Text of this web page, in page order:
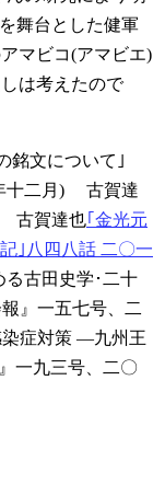
舞台とした健軍
マビコ(アマビエ)
は考えたので
銘文について｣
十二月) 古賀達
古賀達也｢金光元
｣八四八話 二〇一
古田史学･二十
』一五七号、二
症対策 ―九州王
一九三号、二〇